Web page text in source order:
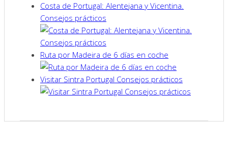
Costa de Portugal: Alentejana y Vicentina.
Consejos prácticos
Ruta por Madeira de 6 días en coche
Visitar Sintra Portugal Consejos prácticos